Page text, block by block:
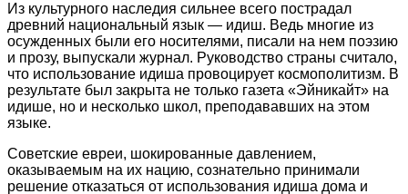
Из культурного наследия сильнее всего пострадал
древний национальный язык — идиш. Ведь многие из
осужденных были его носителями, писали на нем поэзию
и прозу, выпускали журнал. Руководство страны считало,
что использование идиша провоцирует космополитизм. В
результате был закрыта не только газета «Эйникайт» на
идише, но и несколько школ, преподававших на этом
языке.
Советские евреи, шокированные давлением,
оказываемым на их нацию, сознательно принимали
решение отказаться от использования идиша дома и